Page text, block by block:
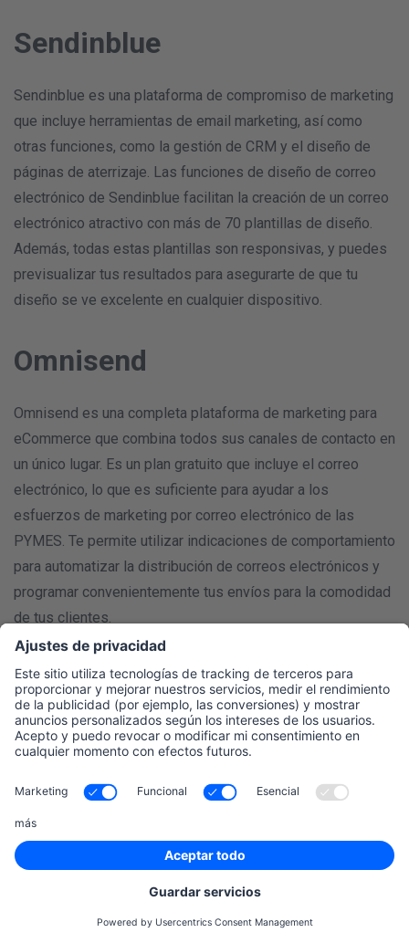
Sendinblue
Sendinblue es una plataforma de compromiso de marketing
que incluye herramientas de email marketing, así como
otras funciones, como la gestión de CRM y el diseño de
páginas de aterrizaje. Las funciones de diseño de correo
electrónico de Sendinblue facilitan la creación de un correo
electrónico atractivo con más de 70 plantillas de diseño.
Además, todas estas plantillas son responsivas, y puedes
previsualizar tus resultados para asegurarte de que tu
diseño se ve excelente en cualquier dispositivo.
Omnisend
Omnisend es una completa plataforma de marketing para
eCommerce que combina todos sus canales de contacto en
un único lugar. Es un plan gratuito que incluye el correo
electrónico, lo que es suficiente para ayudar a los
esfuerzos de marketing por correo electrónico de las
PYMES. Te permite utilizar indicaciones de comportamiento
para automatizar la distribución de correos electrónicos y
programar convenientemente tus envíos para la comodidad
de tus clientes.
Sender
The Sender es una de las mejores herramientas gratuitas
de marketing por correo electrónico del mercado, con
funciones de entregabilidad. Te permite crear bonitos
tienes que elegir una plantilla y añadir elementos como
imágenes, vídeos y texto para hacerla tuya. Para conseguir
un impacto aún mayor, puedes personalizar tus boletines